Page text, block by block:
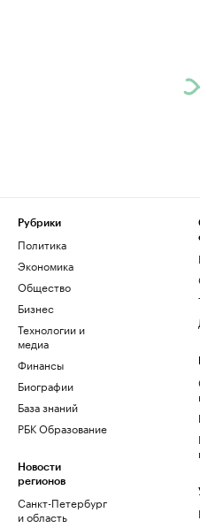
Рубрики
Политика
Экономика
Общество
Бизнес
Технологии и
медиа
Финансы
Биографии
База знаний
РБК Образование
Новости
регионов
Санкт-Петербург
и область